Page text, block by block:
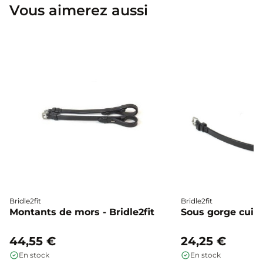
Vous aimerez aussi
Bridle2fit
Montants de mors - Bridle2fit
44,55 €
En stock
Bridle2fit
Sous gorge
24,25 €
En stock